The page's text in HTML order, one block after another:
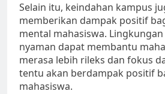
Selain itu, keindahan kampus
memberikan dampak positif
mental mahasiswa.
nyaman dapat membantu
merasa lebih rileks dan fokus
tentu akan berdampak positif
mahasiswa.